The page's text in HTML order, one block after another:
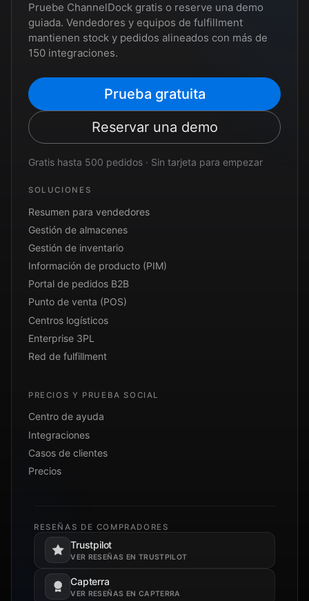
Pruebe ChannelDock gratis o reserve una demo
guiada. Vendedores y equipos de fulfillment
mantienen stock y pedidos alineados con más de
150 integraciones.
Prueba gratuita
Reservar una demo
Gratis hasta 500 pedidos · Sin tarjeta para empezar
SOLUCIONES
Resumen para vendedores
Gestión de almacenes
Gestión de inventario
Información de producto (PIM)
Portal de pedidos B2B
Punto de venta (POS)
Centros logísticos
Enterprise 3PL
Red de fulfillment
PRECIOS Y PRUEBA SOCIAL
Centro de ayuda
Integraciones
Casos de clientes
Precios
RESEÑAS DE COMPRADORES
Trustpilot
VER RESEÑAS EN TRUSTPILOT
Se abre en una pestaña nueva.
Capterra
VER RESEÑAS EN CAPTERRA
Se abre en una pestaña nueva.